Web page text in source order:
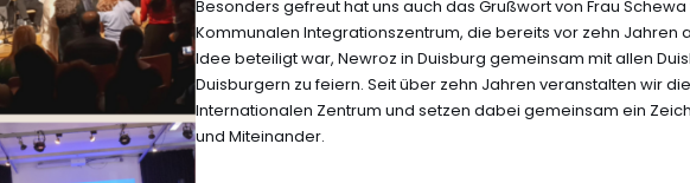
Besonders gefreut hat uns auch das Grußwort von Frau
Kommunalen Integrationszentrum, die bereits vor zehn Jahren
Idee beteiligt war, Newroz in Duisburg gemeinsam mit allen
Duisburgern zu feiern. Seit über zehn Jahren veranstalten wir
Internationalen Zentrum und setzen dabei gemeinsam ein
und Miteinander.